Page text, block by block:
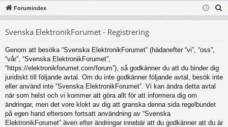
bb
ar
eg ga m
Forumindex
Svenska ElektronikForumet - Registrering
Genom att besöka “Svenska ElektronikForumet” (hädanefter “vi”, “oss”,
“vår”, “Svenska ElektronikForumet”,
“https://elektronikforumet.com/forum”), så godkänner du att du binder dig
juridiskt till följande avtal. Om du inte godkänner följande avtal, besök inte
eller använd inte “Svenska ElektronikForumet”. Vi kan ändra detta avtal
när som helst och vi kommer att göra allt för att informera dig om
ändringar, men det vore klokt av dig att granska denna sida regelbundet
på egen hand eftersom fortsatt användning av “Svenska
ElektronikForumet” även efter ändringar innebär att du godkänner att du är